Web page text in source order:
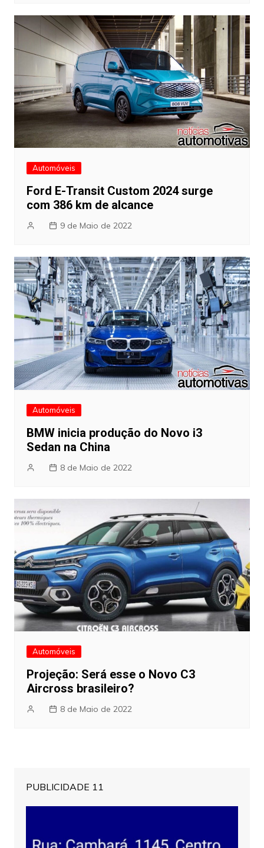
Automóveis
Ford E-Transit Custom 2024 surge
com 386 km de alcance
9 de Maio de 2022
Automóveis
BMW inicia produção do Novo i3
Sedan na China
8 de Maio de 2022
Automóveis
Projeção: Será esse o Novo C3
Aircross brasileiro?
8 de Maio de 2022
PUBLICIDADE 11